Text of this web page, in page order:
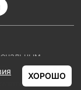
ХОРОШО